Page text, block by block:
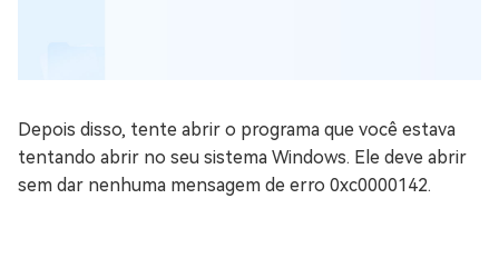
Depois disso, tente abrir o programa que você estava
tentando abrir no seu sistema Windows. Ele deve abrir
sem dar nenhuma mensagem de erro 0xc0000142.